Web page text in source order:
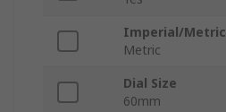
Imperial/Metric
Metric
Dial Size
60mm